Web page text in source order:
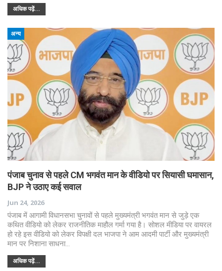
अधिक पढ़ें...
अन्य
पंजाब चुनाव से पहले CM भगवंत मान के वीडियो पर सियासी घमासान,
BJP ने उठाए कई सवाल
Jun 24, 2026
पंजाब में आगामी विधानसभा चुनावों से पहले मुख्यमंत्री भगवंत मान से जुड़े एक
कथित वीडियो को लेकर राजनीतिक माहौल गर्मा गया है। सोशल मीडिया पर वायरल
हो रहे इस वीडियो को लेकर विपक्षी दल भाजपा ने आम आदमी पार्टी और मुख्यमंत्री
मान पर निशाना साधना…
अधिक पढ़ें...